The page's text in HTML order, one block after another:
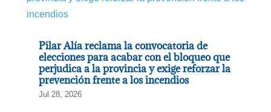
Pilar Alía reclama la convocatoria de
elecciones para acabar con el bloqueo que
perjudica a la provincia y exige reforzar la
prevención frente a los incendios
Jul 28, 2026